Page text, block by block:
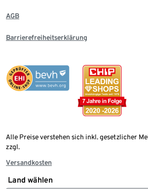
AGB
Barrierefreiheitserklärung
Alle Preise verstehen sich inkl. gesetzlicher
zzgl.
Versandkosten
Land wählen